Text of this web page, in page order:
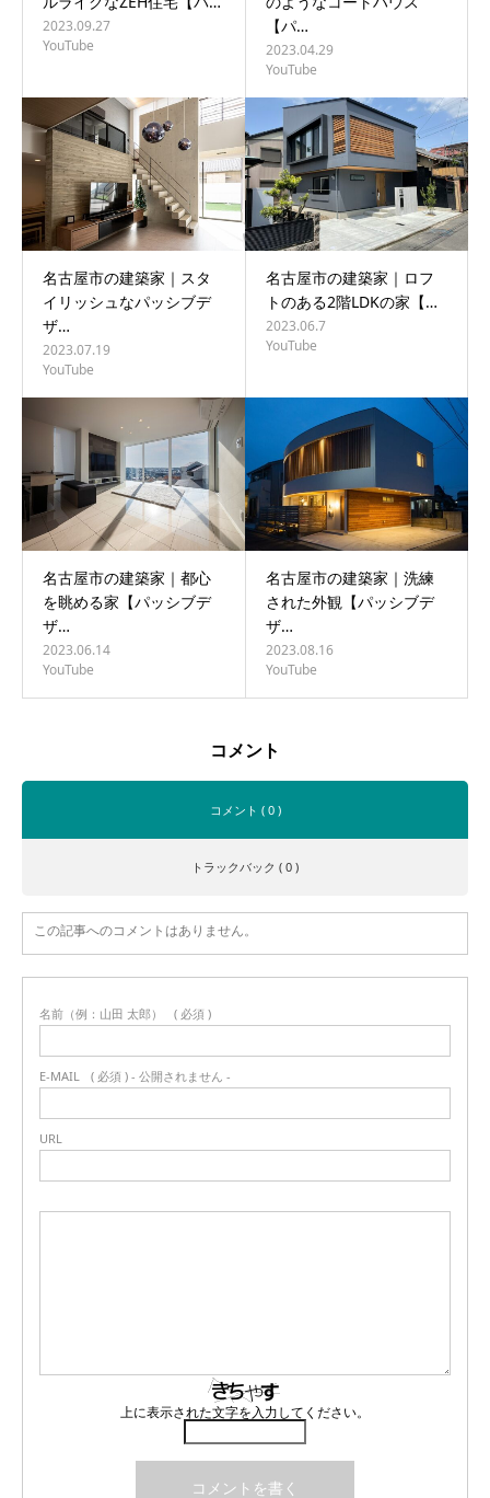
2023.09.27
YouTube
【パ…
2023.04.29
YouTube
名古屋市の建築家｜スタ
イリッシュなパッシブデ
ザ…
2023.07.19
YouTube
名古屋市の建築家｜ロフ
トのある2階LDKの家【…
2023.06.7
YouTube
名古屋市の建築家｜都心
を眺める家【パッシブデ
ザ…
2023.06.14
YouTube
名古屋市の建築家｜洗練
された外観【パッシブデ
ザ…
2023.08.16
YouTube
コメント
コメント ( 0 )
トラックバック ( 0 )
この記事へのコメントはありません。
名前（例：山田 太郎） ( 必須 )
E-MAIL ( 必須 ) - 公開されません -
URL
上に表示された文字を入力してください。